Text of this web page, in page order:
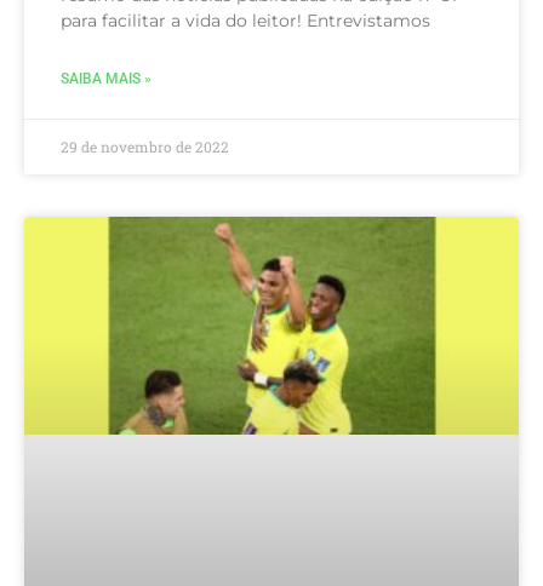
para facilitar a vida do leitor! Entrevistamos
SAIBA MAIS »
29 de novembro de 2022